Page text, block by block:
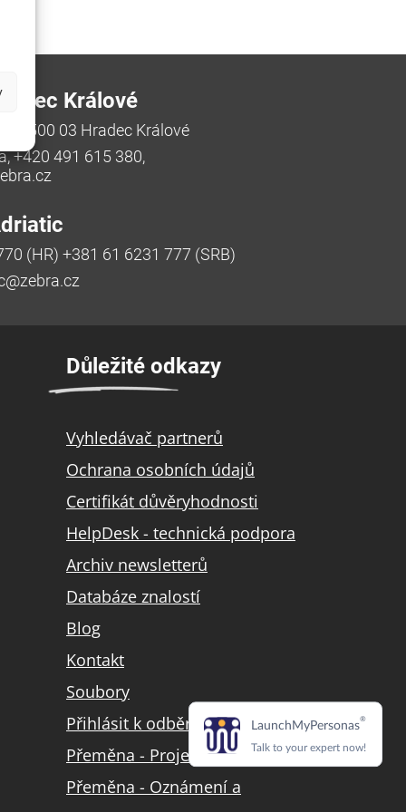
Králové
500 03 Hradec Králové
+420 491 615 380,
(HR) +381 61 6231 777 (SRB)
Důležité odkazy
Vyhledávač partnerů
Ochrana osobních údajů
Certifikát důvěryhodnosti
HelpDesk - technická podpora
Archiv newsletterů
Databáze znalostí
Blog
Kontakt
Soubory
Přihlásit k odběru LinkedIn
Přeměna - Projekt přeměny
Přeměna - Oznámení a